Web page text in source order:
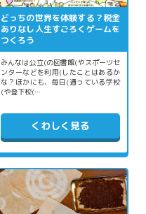
どっちの世界を体験する？税金
ありなし人生すごろくゲームを
つくろう
みんなは公立(の図書館(やスポーツセ
ンターなどを利用(したことはあるか
な？ほかにも、毎日(通っている学校
(や登下校(…
くわしく見る